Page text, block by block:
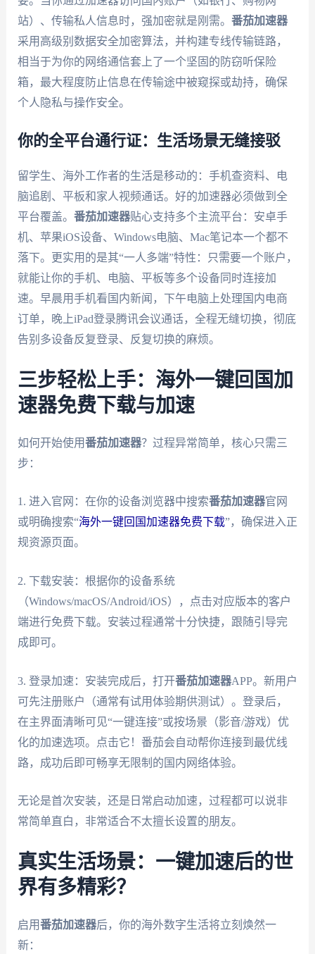
站）、传输私人信息时，强加密就是刚需。 番茄加速器
采用高级别数据安全加密算法，并构建专线传输链路，
相当于为你的网络通信套上了一个坚固的防窃听保险
箱，最大程度防止信息在传输途中被窥探或劫持，确保
个人隐私与操作安全。
你的全平台通行证：生活场景无缝接驳
留学生、海外工作者的生活是移动的：手机查资料、电
脑追剧、平板和家人视频通话。好的加速器必须做到全
平台覆盖。 番茄加速器贴心支持多个主流平台：安卓手
机、苹果iOS设备、Windows电脑、Mac笔记本一个都不
落下。更实用的是其“一人多端”特性：只需要一个账户，
就能让你的手机、电脑、平板等多个设备同时连接加
速。早晨用手机看国内新闻，下午电脑上处理国内电商
订单，晚上iPad登录腾讯会议通话，全程无缝切换，彻底
告别多设备反复登录、反复切换的麻烦。
三步轻松上手：海外一键回国加
速器免费下载与加速
如何开始使用番茄加速器？过程异常简单，核心只需三
步：
1. 进入官网：在你的设备浏览器中搜索番茄加速器官网
或明确搜索“海外一键回国加速器免费下载”，确保进入正
规资源页面。
2. 下载安装：根据你的设备系统
（Windows/macOS/Android/iOS），点击对应版本的客户
端进行免费下载。安装过程通常十分快捷，跟随引导完
成即可。
3. 登录加速：安装完成后，打开番茄加速器APP。新用户
可先注册账户（通常有试用体验期供测试）。登录后，
在主界面清晰可见“一键连接”或按场景（影音/游戏）优
化的加速选项。点击它！番茄会自动帮你连接到最优线
路，成功后即可畅享无限制的国内网络体验。
无论是首次安装，还是日常启动加速，过程都可以说非
常简单直白，非常适合不太擅长设置的朋友。
真实生活场景：一键加速后的世
界有多精彩？
启用番茄加速器后，你的海外数字生活将立刻焕然一
新：